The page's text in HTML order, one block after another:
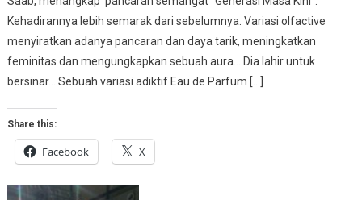
Kehadirannya lebih semarak dari sebelumnya. Variasi olfactive
menyiratkan adanya pancaran dan daya tarik, meningkatkan
feminitas dan mengungkapkan sebuah aura… Dia lahir untuk
bersinar… Sebuah variasi adiktif Eau de Parfum […]
Share this:
Facebook X